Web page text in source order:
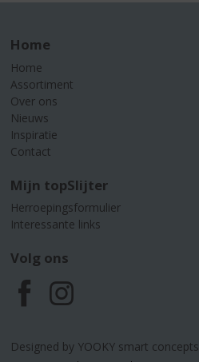
Home
Home
Assortiment
Over ons
Nieuws
Inspiratie
Contact
Mijn topSlijter
Herroepingsformulier
Interessante links
Volg ons
F
a
I
n
Designed by YOOKY smart concepts